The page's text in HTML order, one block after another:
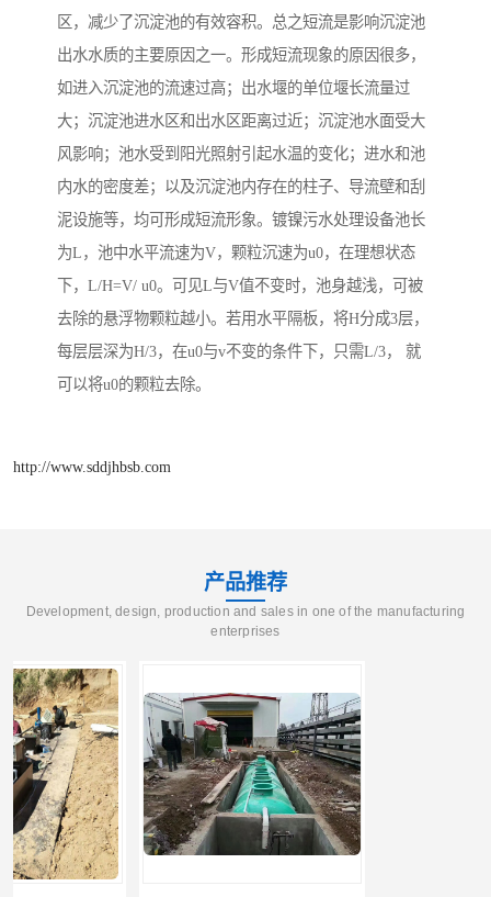
区，减少了沉淀池的有效容积。总之短流是影响沉淀池
出水水质的主要原因之一。形成短流现象的原因很多，
如进入沉淀池的流速过高；出水堰的单位堰长流量过
大；沉淀池进水区和出水区距离过近；沉淀池水面受大
风影响；池水受到阳光照射引起水温的变化；进水和池
内水的密度差；以及沉淀池内存在的柱子、导流壁和刮
泥设施等，均可形成短流形象。镀镍污水处理设备池长
为L，池中水平流速为V，颗粒沉速为u0，在理想状态
下，L/H=V/ u0。可见L与V值不变时，池身越浅，可被
去除的悬浮物颗粒越小。若用水平隔板，将H分成3层，
每层层深为H/3，在u0与v不变的条件下，只需L/3， 就
可以将u0的颗粒去除。
http://www.sddjhbsb.com
产品推荐
Development, design, production and sales in one of the manufacturing
enterprises